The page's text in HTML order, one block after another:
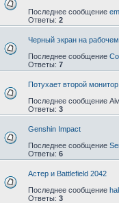
Последнее сообщение
Ответы: 2
Черный экран на
Последнее сообщение
Ответы: 7
Потухает второй
Последнее сообщение
Ответы: 3
Genshin Impact
Последнее сообщение
Ответы: 6
Астер и Battlefield 2042
Последнее сообщение
Ответы: 3